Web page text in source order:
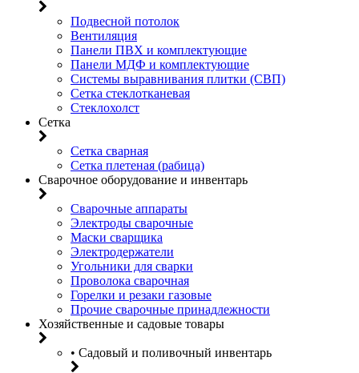
Подвесной потолок
Вентиляция
Панели ПВХ и комплектующие
Панели МДФ и комплектующие
Системы выравнивания плитки (СВП)
Сетка стеклотканевая
Стеклохолст
Сетка
Сетка сварная
Сетка плетеная (рабица)
Сварочное оборудование и инвентарь
Сварочные аппараты
Электроды сварочные
Маски сварщика
Электродержатели
Угольники для сварки
Проволока сварочная
Горелки и резаки газовые
Прочие сварочные принадлежности
Хозяйственные и садовые товары
• Садовый и поливочный инвентарь